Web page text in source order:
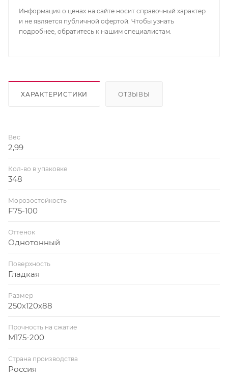
Информация о ценах на сайте носит справочный характер
и не является публичной офертой. Чтобы узнать
подробнее, обратитесь к нашим специалистам.
ХАРАКТЕРИСТИКИ ОТЗЫВЫ
Вес
2,99
Кол-во в упаковке
348
Морозостойкость
F75-100
Оттенок
Однотонный
Поверхность
Гладкая
Размер
250х120х88
Прочность на сжатие
M175-200
Страна производства
Россия